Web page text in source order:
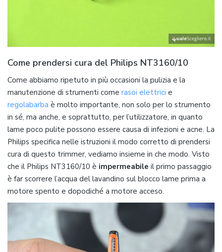
Come prendersi cura del Philips NT3160/10
Come abbiamo ripetuto in più occasioni la pulizia e la
manutenzione di strumenti come rasoi elettrici e
regolabarba è molto importante, non solo per lo strumento
in sé, ma anche, e soprattutto, per l’utilizzatore, in quanto
lame poco pulite possono essere causa di infezioni e acne. La
Philips specifica nelle istruzioni il modo corretto di prendersi
cura di questo trimmer, vediamo insieme in che modo. Visto
che il Philips NT3160/10 è impermeabile il primo passaggio
è far scorrere l’acqua del lavandino sul blocco lame prima a
motore spento e dopodiché a motore acceso.